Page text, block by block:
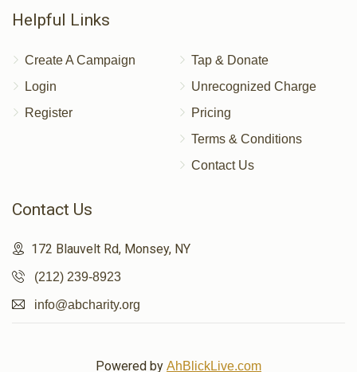
Helpful Links
Create A Campaign
Login
Register
Tap & Donate
Unrecognized Charge
Pricing
Terms & Conditions
Contact Us
Contact Us
172 Blauvelt Rd, Monsey, NY
(212) 239-8923
info@abcharity.org
Powered by AhBlickLive.com